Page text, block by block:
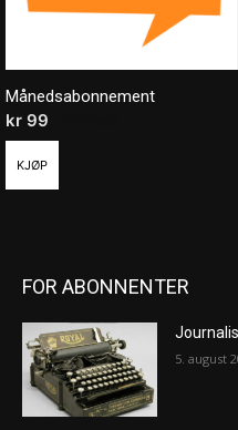
Månedsabonnement
kr 99
KJØP
FOR ABONNENTER
5. august